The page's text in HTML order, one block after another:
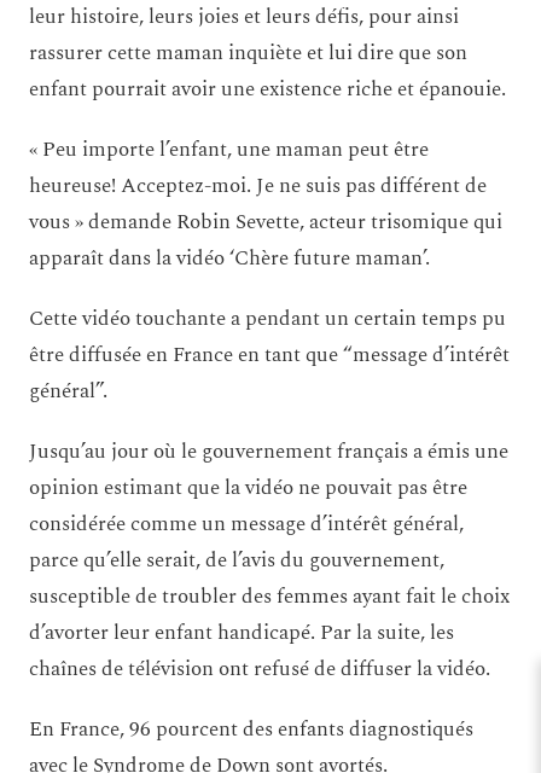
leur histoire, leurs joies et leurs défis, pour ainsi
rassurer cette maman inquiète et lui dire que son
enfant pourrait avoir une existence riche et épanouie.
« Peu importe l’enfant, une maman peut être
heureuse! Acceptez-moi. Je ne suis pas différent de
vous » demande Robin Sevette, acteur trisomique qui
apparaît dans la vidéo ‘Chère future maman’.
Cette vidéo touchante a pendant un certain temps pu
être diffusée en France en tant que “message d’intérêt
général”.
Jusqu’au jour où le gouvernement français a émis une
opinion estimant que la vidéo ne pouvait pas être
considérée comme un message d’intérêt général,
parce qu’elle serait, de l’avis du gouvernement,
susceptible de troubler des femmes ayant fait le choix
d’avorter leur enfant handicapé. Par la suite, les
chaînes de télévision ont refusé de diffuser la vidéo.
En France, 96 pourcent des enfants diagnostiqués
avec le Syndrome de Down sont avortés.